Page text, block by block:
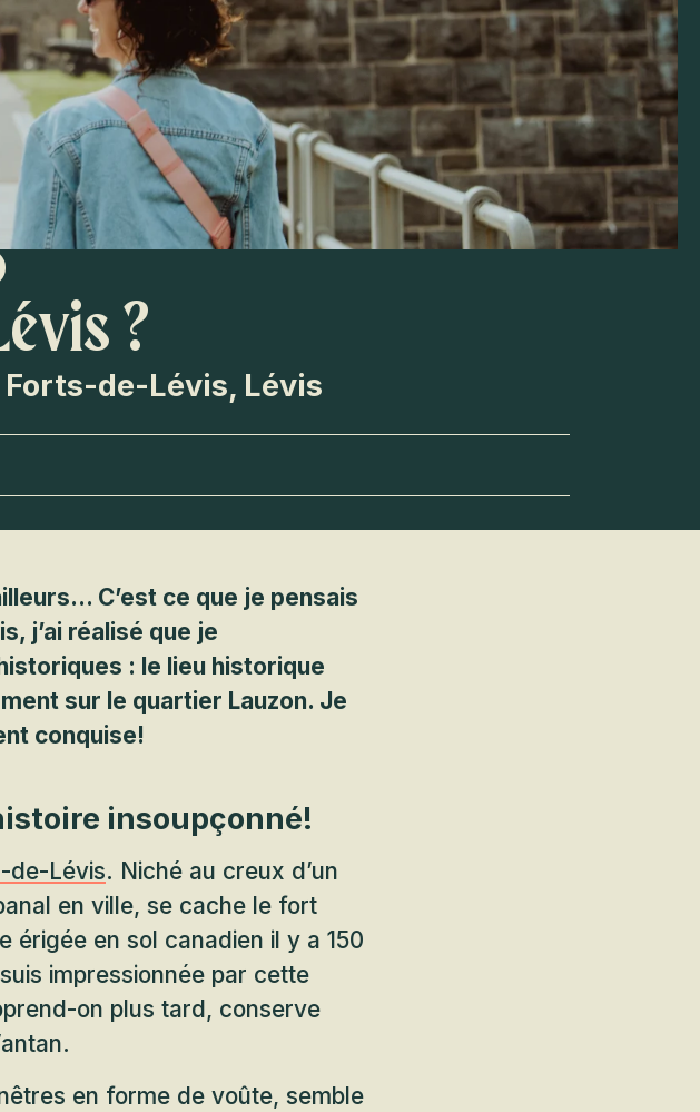
?
de-Lévis, Lévis
C’est ce que je pensais
j’ai réalisé que je
: le lieu historique
sur le quartier Lauzon. Je
conquise!
insoupçonné!
de-Lévis. Niché au creux d’un
en ville, se cache le fort
érigée en sol canadien il y a 150
impressionnée par cette
on plus tard, conserve
en forme de voûte, semble